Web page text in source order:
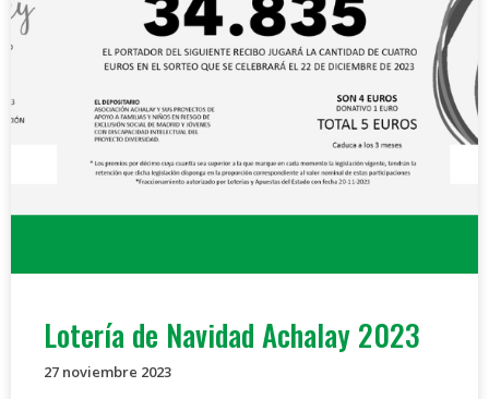
Lotería de Navidad Achalay 2023
27 noviembre 2023